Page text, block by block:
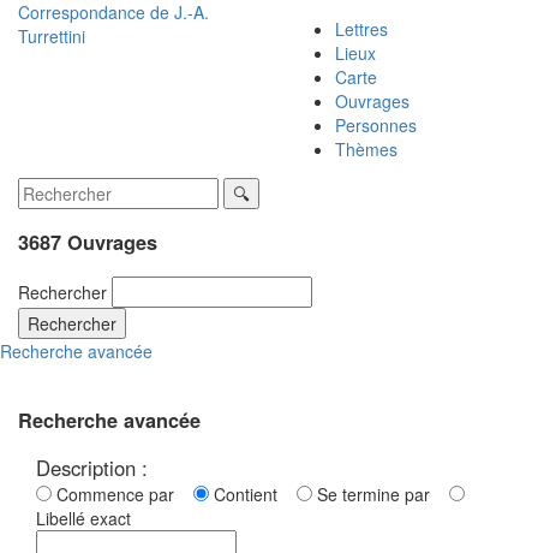
Correspondance de J.-A.
Turrettini
Lettres
Lieux
Carte
Ouvrages
Personnes
Thèmes
3687 Ouvrages
Rechercher
Rechercher
Recherche avancée
Recherche avancée
Description :
Commence par Contient
Se termine par
Libellé exact